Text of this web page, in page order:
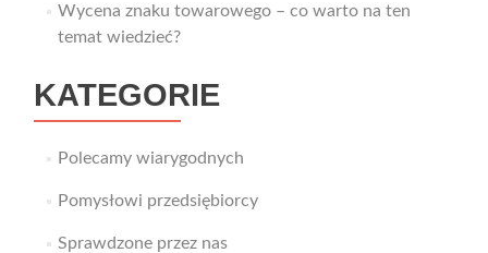
Wycena znaku towarowego – co warto na ten
temat wiedzieć?
KATEGORIE
Polecamy wiarygodnych
Pomysłowi przedsiębiorcy
Sprawdzone przez nas